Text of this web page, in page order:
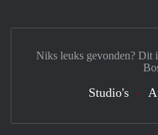
Niks leuks gevonden? Dit
Studio's